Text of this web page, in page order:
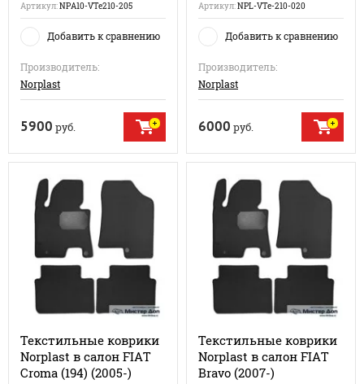
Артикул:NPA10-VTe210-205
Добавить к сравнению
Производитель:
Norplast
5900 руб.
Артикул:NPL-VTe-210-020
Добавить к сравнению
Производитель:
Norplast
6000 руб.
Текстильные коврики
Norplast в салон FIAT
Croma (194) (2005-)
Текстильные коврики
Norplast в салон FIAT
Bravo (2007-)